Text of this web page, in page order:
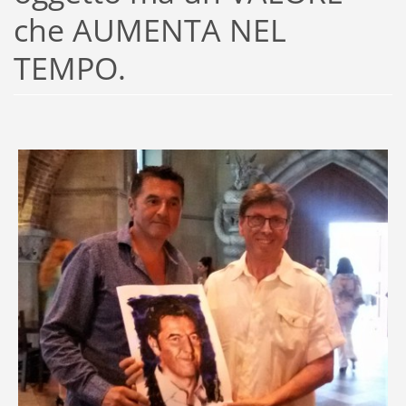
che AUMENTA NEL
TEMPO.